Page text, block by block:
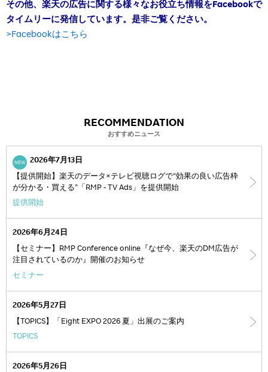
その他、楽天の広告に関する様々なお役立ち情報をFacebookで
タイムリーに発信しています。是非ご覧ください。
>Facebookはこちら
RECOMMENDATION
おすすめニュース
NEW 2026年7月13日
【提供開始】楽天のデータ×テレビ視聴ログで“効果の良い広告枠
が分かる・買える”「RMP - TV Ads」を提供開始
提供開始
2026年6月24日
【セミナー】RMP Conference online『なぜ今、楽天のDM広告が
注目されているのか』開催のお知らせ
セミナー
2026年5月27日
【TOPICS】「Eight EXPO 2026 夏」出展のご案内
TOPICS
2026年5月26日